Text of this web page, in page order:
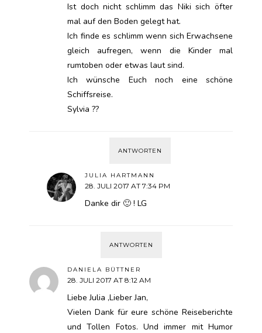
Ist doch nicht schlimm das Niki sich öfter
mal auf den Boden gelegt hat.
Ich finde es schlimm wenn sich Erwachsene
gleich aufregen, wenn die Kinder mal
rumtoben oder etwas laut sind.
Ich wünsche Euch noch eine schöne
Schiffsreise.
Sylvia ??
ANTWORTEN
JULIA HARTMANN
28. JULI 2017 AT 7:34 PM
Danke dir 🙂 ! LG
ANTWORTEN
DANIELA BÜTTNER
28. JULI 2017 AT 8:12 AM
Liebe Julia ,Lieber Jan,
Vielen Dank für eure schöne Reiseberichte
und Tollen Fotos. Und immer mit Humor